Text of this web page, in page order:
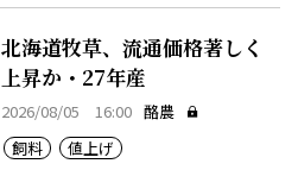
北海道牧草、流通価格著しく
上昇か・27年産
2026/08/05 16:00 酪農
飼料
値上げ